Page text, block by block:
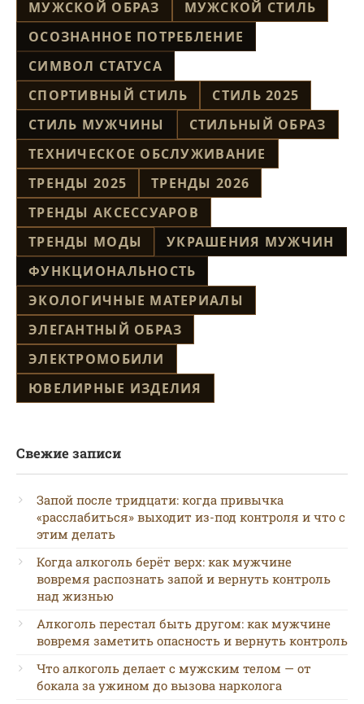
МУЖСКОЙ ОБРАЗ
МУЖСКОЙ СТИЛЬ
ОСОЗНАННОЕ ПОТРЕБЛЕНИЕ
СИМВОЛ СТАТУСА
СПОРТИВНЫЙ СТИЛЬ
СТИЛЬ 2025
СТИЛЬ МУЖЧИНЫ
СТИЛЬНЫЙ ОБРАЗ
ТЕХНИЧЕСКОЕ ОБСЛУЖИВАНИЕ
ТРЕНДЫ 2025
ТРЕНДЫ 2026
ТРЕНДЫ АКСЕССУАРОВ
ТРЕНДЫ МОДЫ
УКРАШЕНИЯ МУЖЧИН
ФУНКЦИОНАЛЬНОСТЬ
ЭКОЛОГИЧНЫЕ МАТЕРИАЛЫ
ЭЛЕГАНТНЫЙ ОБРАЗ
ЭЛЕКТРОМОБИЛИ
ЮВЕЛИРНЫЕ ИЗДЕЛИЯ
Свежие записи
Запой после тридцати: когда привычка
«расслабиться» выходит из-под контроля и что с
этим делать
Когда алкоголь берёт верх: как мужчине
вовремя распознать запой и вернуть контроль
над жизнью
Алкоголь перестал быть другом: как мужчине
вовремя заметить опасность и вернуть контроль
Что алкоголь делает с мужским телом — от
бокала за ужином до вызова нарколога